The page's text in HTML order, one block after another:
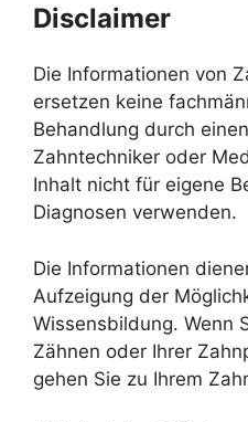
Disclaimer
Die Informationen von
ersetzen keine
Behandlung durch
Zahntechniker oder
Inhalt nicht für eigene
Diagnosen verwenden.
Die Informationen
Aufzeigung der
Wissensbildung. Wenn
Zähnen oder Ihrer
gehen Sie zu Ihrem